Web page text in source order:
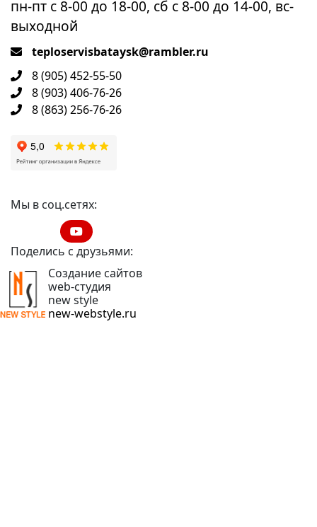
пн-пт с 8-00 до 18-00, сб с 8-00 до 14-00, вс-
выходной
teploservisbataysk@rambler.ru
8 (905) 452-55-50
8 (903) 406-76-26
8 (863) 256-76-26
Мы в соц.сетях:
Поделись с друзьями:
Создание сайтов
web-студия
new style
new-webstyle.ru